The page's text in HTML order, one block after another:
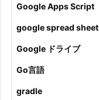
Google Apps Script
google spread sheet
Google ドライブ
Go言語
gradle